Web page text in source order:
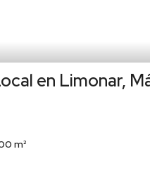
en Limonar,
m²